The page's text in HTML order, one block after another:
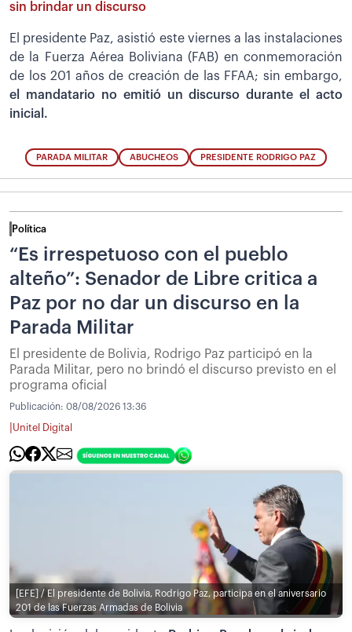
sin brindar un discurso
El presidente Paz, asistió este viernes a las instalaciones
de la Fuerza Aérea Boliviana (FAB) en conmemoración
de los 201 años de creación de las FFAA; sin embargo,
el mandatario no emitió un discurso durante el acto
inicial.
PARADA MILITAR ABUCHEOS PRESIDENTE RODRIGO PAZ
Política
“Es irrespetuoso con el pueblo
alteño”: Senador de Libre critica a
Paz por no dar un discurso en la
Parada Militar
El presidente de Bolivia, Rodrigo Paz participó en la
Parada Militar, pero no brindó el discurso previsto en el
programa oficial
Publicación: 08/08/2026 13:36
Unitel Digital
[EFE] / El presidente de Bolivia, Rodrigo Paz, participa en el aniversario
201 de las Fuerzas Armadas de Bolivia